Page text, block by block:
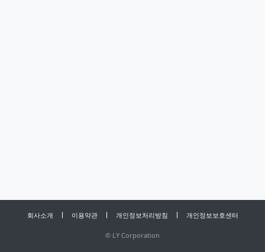
회사소개 이용약관 개인정보처리방침 개인정보보호센터
© LY Corporation